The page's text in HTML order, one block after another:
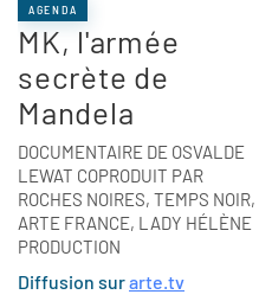
AGENDA
MK, l'armée
secrète de
Mandela
DOCUMENTAIRE DE OSVALDE
LEWAT COPRODUIT PAR
ROCHES NOIRES, TEMPS NOIR,
ARTE FRANCE, LADY HÉLÈNE
PRODUCTION
Diffusion surarte.tv